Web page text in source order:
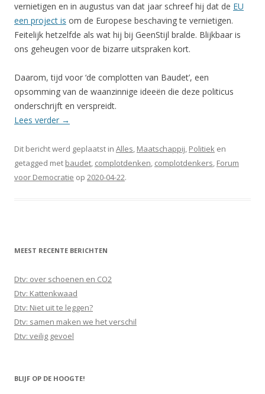
vernietigen en in augustus van dat jaar schreef hij dat de EU
een project is om de Europese beschaving te vernietigen.
Feitelijk hetzelfde als wat hij bij GeenStijl bralde. Blijkbaar is
ons geheugen voor de bizarre uitspraken kort.
Daarom, tijd voor ‘de complotten van Baudet’, een
opsomming van de waanzinnige ideeën die deze politicus
onderschrijft en verspreidt.
Lees verder →
Dit bericht werd geplaatst in Alles, Maatschappij, Politiek en
getagged met baudet, complotdenken, complotdenkers, Forum
voor Democratie op 2020-04-22.
MEEST RECENTE BERICHTEN
Dtv: over schoenen en CO2
Dtv: Kattenkwaad
Dtv: Niet uit te leggen?
Dtv: samen maken we het verschil
Dtv: veilig gevoel
BLIJF OP DE HOOGTE!